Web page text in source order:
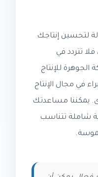
لتحسين إنتاجك
فلا تتردد في
الجوهرة للإنتاج
في مجال الإنتاج
يمكننا مساعدتك
شاملة تتناسب